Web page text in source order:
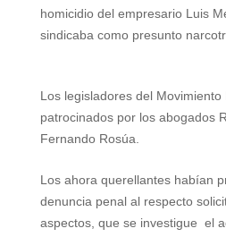
homicidio del empresario Luis
sindicaba como presunto
Los legisladores del Movimiento
patrocinados por los abogados
Fernando Rosúa.
Los ahora querellantes habían
denuncia penal al respecto
aspectos, que se investigue el